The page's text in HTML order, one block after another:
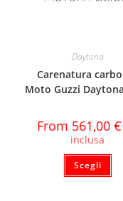
Daytona
Carenatura
Moto Guzzi
From 561,00 €
inclusa
Scegli